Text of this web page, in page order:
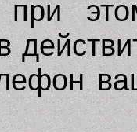
при